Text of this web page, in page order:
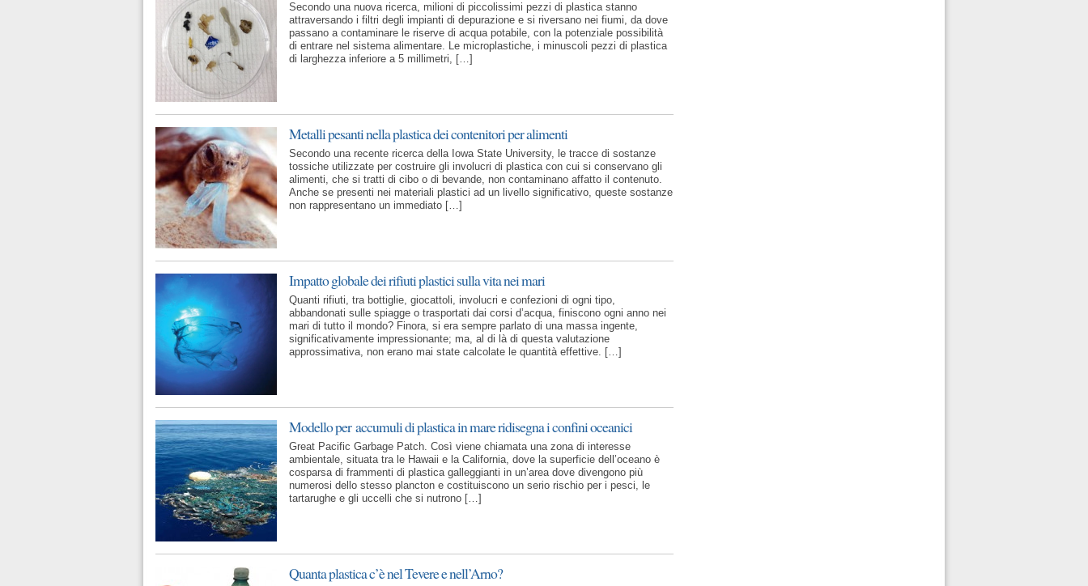
Secondo una nuova ricerca, milioni di piccolissimi pezzi di plastica stanno
attraversando i filtri degli impianti di depurazione e si riversano nei fiumi, da dove
passano a contaminare le riserve di acqua potabile, con la potenziale possibilità
di entrare nel sistema alimentare. Le microplastiche, i minuscoli pezzi di plastica
di larghezza inferiore a 5 millimetri, […]
Metalli pesanti nella plastica dei contenitori per alimenti
Secondo una recente ricerca della Iowa State University, le tracce di sostanze
tossiche utilizzate per costruire gli involucri di plastica con cui si conservano gli
alimenti, che si tratti di cibo o di bevande, non contaminano affatto il contenuto.
Anche se presenti nei materiali plastici ad un livello significativo, queste sostanze
non rappresentano un immediato […]
Impatto globale dei rifiuti plastici sulla vita nei mari
Quanti rifiuti, tra bottiglie, giocattoli, involucri e confezioni di ogni tipo,
abbandonati sulle spiagge o trasportati dai corsi d’acqua, finiscono ogni anno nei
mari di tutto il mondo? Finora, si era sempre parlato di una massa ingente,
significativamente impressionante; ma, al di là di questa valutazione
approssimativa, non erano mai state calcolate le quantità effettive. […]
Modello per accumuli di plastica in mare ridisegna i confini oceanici
Great Pacific Garbage Patch. Così viene chiamata una zona di interesse
ambientale, situata tra le Hawaii e la California, dove la superficie dell’oceano è
cosparsa di frammenti di plastica galleggianti in un’area dove divengono più
numerosi dello stesso plancton e costituiscono un serio rischio per i pesci, le
tartarughe e gli uccelli che si nutrono […]
Quanta plastica c’è nel Tevere e nell’Arno?